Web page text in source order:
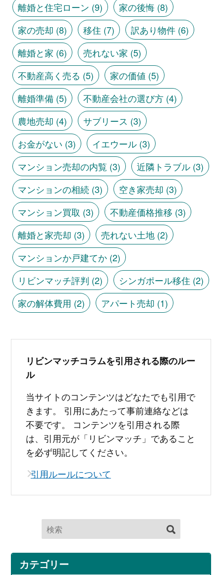
離婚と住宅ローン (9) 家の後悔(8)
家の売却 (8) 移住 (7) 訳あり物件(6)
離婚と家 (6) 売れない家 (5)
不動産高く売る (5) 家の価値 (5)
離婚準備(5) 不動産会社の選び方(4)
農地売却 (4) サブリース (3)
お金がない (3) イエウール(3)
マンション売却の内覧 (3) 近隣トラブル(3)
マンションの相続(3) 空き家売却 (3)
マンション買取 (3) 不動産価格推移 (3)
離婚と家売却 (3) 売れない土地(2)
マンションか戸建てか(2)
リビンマッチ評判 (2) シンガポール移住 (2)
家の解体費用 (2) アパート売却 (1)
リビンマッチコラムを引用される際のルー
ル
当サイトのコンテンツはどなたでも引用で
きます。 引用にあたって事前連絡などは
不要です。 コンテンツを引用される際
は、引用元が「リビンマッチ」であること
を必ず明記してください。
引用ルールについて
カテゴリー